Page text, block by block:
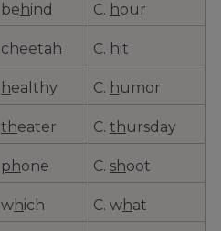
be hind C. hour
cheeta h C. hit
healthy C. humor
theater C. thursday
phone C. shoot
which C. what